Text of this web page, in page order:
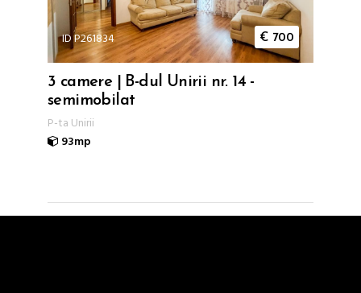
ID P261834 € 700
3 camere | B-dul Unirii nr. 14 -
semimobilat
P-ta Unirii
93mp